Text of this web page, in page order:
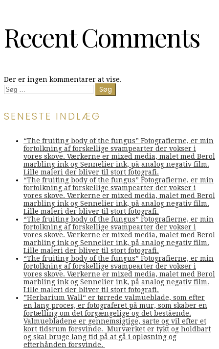
Recent Comments
Der er ingen kommentarer at vise.
Søg
efter:
SENESTE INDLÆG
“The fruiting body of the fungus” Fotografierne, er min
fortolkning af forskellige svampearter der vokser i
vores skove. Værkerne er mixed media, malet med Berol
marbling ink og Sennelier ink, på analog negativ film.
Lille maleri der bliver til stort fotografi.
“The fruiting body of the fungus” Fotografierne, er min
fortolkning af forskellige svampearter der vokser i
vores skove. Værkerne er mixed media, malet med Berol
marbling ink og Sennelier ink, på analog negativ film.
Lille maleri der bliver til stort fotografi.
“The fruiting body of the fungus” Fotografierne, er min
fortolkning af forskellige svampearter der vokser i
vores skove. Værkerne er mixed media, malet med Berol
marbling ink og Sennelier ink, på analog negativ film.
Lille maleri der bliver til stort fotografi.
“The fruiting body of the fungus” Fotografierne, er min
fortolkning af forskellige svampearter der vokser i
vores skove. Værkerne er mixed media, malet med Berol
marbling ink og Sennelier ink, på analog negativ film.
Lille maleri der bliver til stort fotografi.
”Herbarium Wall“ er tørrede valmueblade, som efter
en lang proces, er fotograferet på mur, som skaber en
fortælling om det forgængelige og det bestående.
Valmuebladene er gennemsigtige, sarte og vil efter et
kort tidsrum forsvinde. Murværket er tykt og holdbart
og skal bruge lang tid på at gå i opløsning og
efterhånden forsvinde.